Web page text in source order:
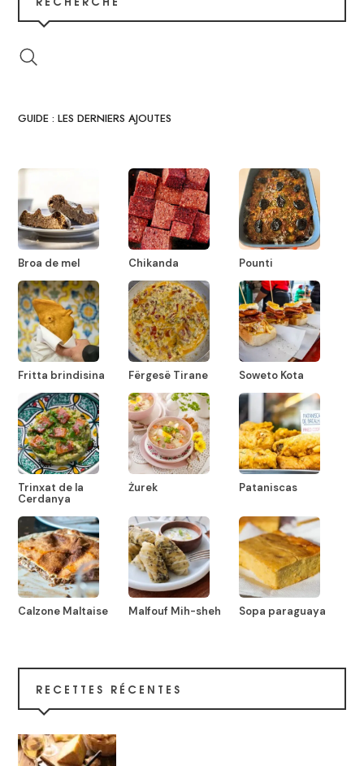
GUIDE : LES DERNIERS AJOUTES
Broa de mel Chikanda Pounti
Fritta brindisina Fërgesë Tirane Soweto Kota
Trinxat de la
Cerdanya
Żurek Pataniscas
Calzone Maltaise Malfouf Mih-sheh Sopa paraguaya
RECETTES RÉCENTES